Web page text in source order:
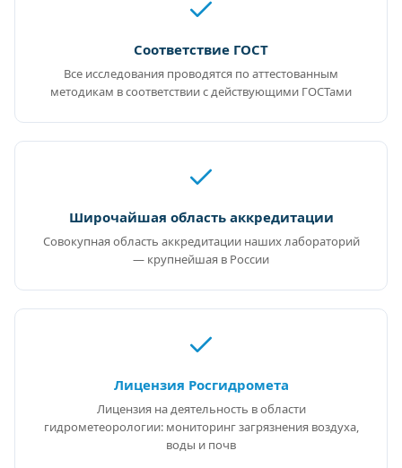
Соответствие ГОСТ
Все исследования проводятся по аттестованным
методикам в соответствии с действующими ГОСТами
Широчайшая область аккредитации
Совокупная область аккредитации наших лабораторий
— крупнейшая в России
Лицензия Росгидромета
Лицензия на деятельность в области
гидрометеорологии: мониторинг загрязнения воздуха,
воды и почв